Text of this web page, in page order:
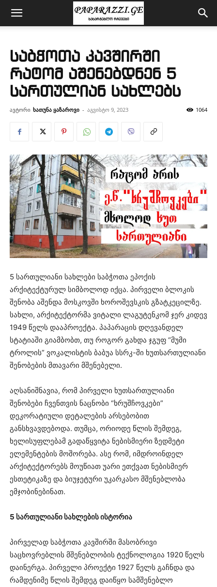
საბჭოთა კავშირში
რატომ აშენებდნენ 5
სართულიან სახლებს
ავტორი ხათუნა ყაზაროვი - აგვისტო 9, 2023 1064
5 სართულიანი სახლები საბჭოთა ეპოქის
არქიტექტურულ სიმბოლოდ იქცა. პირველი ბლოკის
შენობა აშენდა მოსკოვში ხოროშევსკის გზატკეცილზე.
სახლი, არქიტექტორმა ვიტალი ლაგუტენკომ ჯერ კიდევ
1949 წელს დააპროექტა. პაპარაცის დღევანდელ
სტატიაში გიამბობთ, თუ როგორ გახდა ჯგუფ “მუმი
ტროლის” ვოკალისტის ბაბუა სსრკ-ში ხუთსართულიანი
შენობების მთავარი მშენებელი.
აღსანიშნავია, რომ პირველი ხუთსართულიანი
შენობები ჩვენთვის ნაცნობი “ხრუშჩოვკები”
დეკორატიული დეტალების არსებობით
განსხვავდებოდა. თუმცა, ორიოდე წლის შემდეგ,
ხელისუფლებამ გადაწყვიტა ნებისმიერი ზედმეტი
ელემენტების მოშორება. ასე რომ, იმდროინდელ
არქიტექტორებს მოუწიათ უარი ეთქვათ ნებისმიერ
ესთეტიკაზე და ბიუჯეტური უკარკასო მშენებლობა
ემჯობინებინათ.
5 სართულიანი სახლების ისტორია
პირველად საბჭოთა კავშირში მასობრივი
საცხოვრებლის მშენებლობის ტექნოლოგია 1920 წელს
დაინერგა. პირველი პროექტი 1927 წელს გაჩნდა და
რამდენიმე წლის შემდეგ დაიწყო სამშენებლო